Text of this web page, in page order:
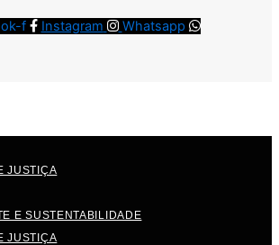
f Instagram Whatsapp
JUSTIÇA
E SUSTENTABILIDADE
JUSTIÇA